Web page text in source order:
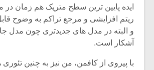
ایده پایین ترین سطح متریک هم زمان
ریتم افزایشی و مرجع تراکم به وضوح
و البته در مدل های جدیدتری چون مدل
آشکار است.
با پیروی از کافمن، من نیز به چنین